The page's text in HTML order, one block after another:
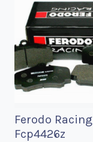
Ferodo Racing
Fcp4426z